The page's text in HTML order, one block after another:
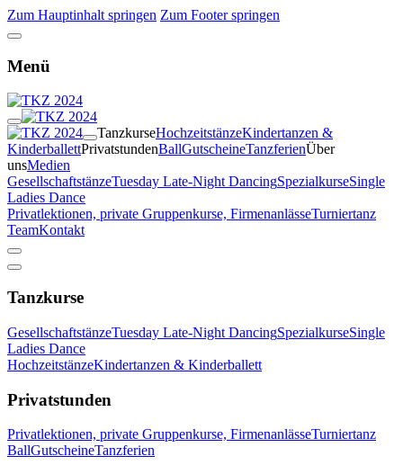
Zum Hauptinhalt springen Zum Footer springen
Menü
TanzkurseHochzeitstänzeKindertanzen &
KinderballettPrivatstundenBallGutscheineTanzferienÜber
unsMedien
GesellschaftstänzeTuesday Late-Night DancingSpezialkurseSingle
Ladies Dance
Privatlektionen, private Gruppenkurse, FirmenanlässeTurniertanz
TeamKontakt
Tanzkurse
GesellschaftstänzeTuesday Late-Night DancingSpezialkurseSingle
Ladies Dance
HochzeitstänzeKindertanzen & Kinderballett
Privatstunden
Privatlektionen, private Gruppenkurse, FirmenanlässeTurniertanz
BallGutscheineTanzferien